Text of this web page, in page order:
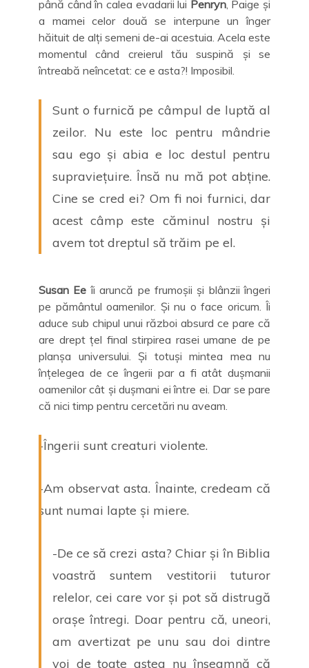
până când în calea evadarii lui Penryn, Paige și
a mamei celor două se interpune un înger
hăituit de alți semeni de-ai acestuia. Acela este
momentul când creierul tău suspină și se
întreabă neîncetat: ce e asta?! Imposibil.
Sunt o furnică pe câmpul de luptă al
zeilor. Nu este loc pentru mândrie
sau ego și abia e loc destul pentru
supraviețuire. Însă nu mă pot abține.
Cine se cred ei? Om fi noi furnici, dar
acest câmp este căminul nostru și
avem tot dreptul să trăim pe el.
Susan Ee îi aruncă pe frumoșii și blânzii îngeri
pe pământul oamenilor. Și nu o face oricum. Îi
aduce sub chipul unui război absurd ce pare că
are drept țel final stirpirea rasei umane de pe
planșa universului. Și totuși mintea mea nu
înțelegea de ce îngerii par a fi atât dușmanii
oamenilor cât și dușmani ei între ei. Dar se pare
că nici timp pentru cercetări nu aveam.
-Îngerii sunt creaturi violente.
-Am observat asta. Înainte, credeam că
sunt numai lapte și miere.
-De ce să crezi asta? Chiar și în Biblia
voastră suntem vestitorii tuturor
relelor, cei care vor și pot să distrugă
orașe întregi. Doar pentru că, uneori,
am avertizat pe unu sau doi dintre
voi de toate astea nu înseamnă că